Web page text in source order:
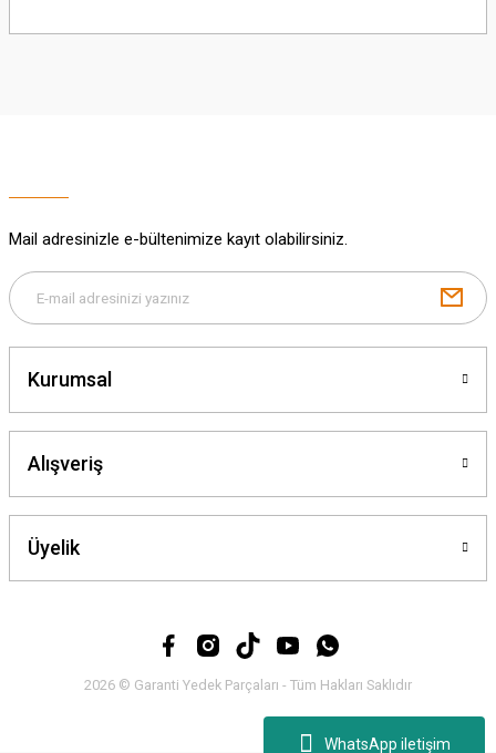
WhatsApp iletişim
Gönder
Mail adresinizle e-bültenimize kayıt olabilirsiniz.
Kurumsal
Alışveriş
Üyelik
2026 © Garanti Yedek Parçaları - Tüm Hakları Saklıdır